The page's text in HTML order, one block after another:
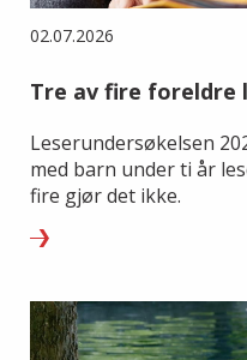
02.07.2026
Tre av fire foreldre
Leserundersøkelsen
med barn under ti år
fire gjør det ikke.